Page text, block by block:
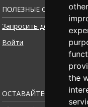
the
ПОЛЕЗНЫЕ ССЫЛКИ
Запросить доступ
Войти
ОСТАВАЙТЕСЬ НА